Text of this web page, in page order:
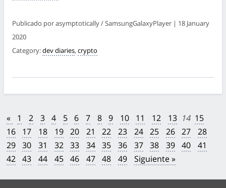
Publicado por asymptotically / SamsungGalaxyPlayer | 18 January
2020
Category:dev diaries, crypto
« 1 2 3 4 5 6 7 8 9 10 11 12 13 14 15
16
17 18 19 20 21 22 23 24 25 26 27
28
29
30 31 32 33 34 35 36 37 38 39 40
41
42
43 44 45 46 47 48 49 Siguiente »